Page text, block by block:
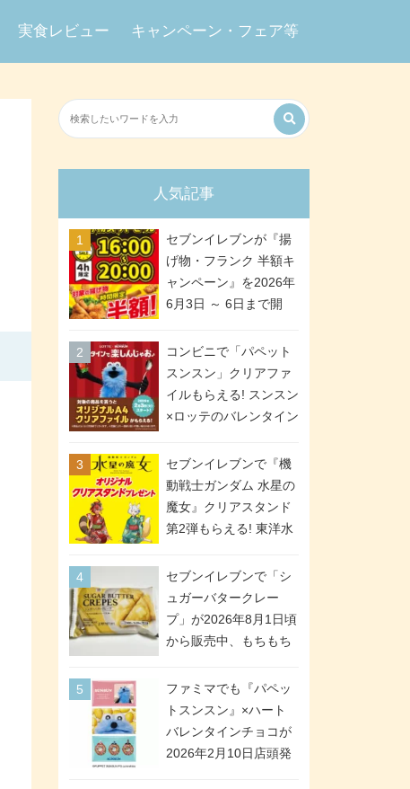
実食レビュー キャンペーン・フェア等
人気記事
セブンイレブンが『揚
げ物・フランク 半額キ
ャンペーン』を2026年
6月3日 ～ 6日まで開
などが「揚げ物スーパ
ーセール」でお得に! 各
日16:00 ～ 20:00の4時
間限定で実施。ななチ
メリカンドッグが税抜
き69円!
コンビニで「パペット
スンスン」クリアファ
イルもらえる! スンスン
×ロッテのバレンタイン
スタート。セブン、フ
ァミマ、ローソンの3社
で異なるデザイン＆対
象商品
セブンイレブンで『機
動戦士ガンダム 水星の
魔女』クリアスタンド
第2弾もらえる! 東洋水
ペーンが2026年5月26
日スタート。浴衣＆た
ぬき・キツネ姿のスレ
ッタ / ミオリネ / グエ
号・5号) / シャディク
ドになって登場!
セブンイレブンで「シ
ュガーバタークレー
プ」が2026年8月1日頃
から販売中、もちもち
シュガー＆バターをレ
ンジアップで手軽に楽
しめる冷凍食品。2個入
り
ファミマでも『パペッ
トスンスン』×ハート
バレンタインチョコが
2026年2月10日店頭発